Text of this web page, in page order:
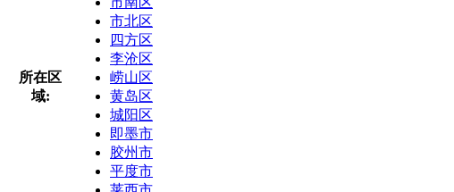
所在区
域:
市北区
四方区
李沧区
崂山区
黄岛区
城阳区
即墨市
胶州市
平度市